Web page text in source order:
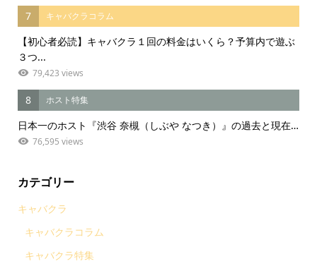
7 キャバクラコラム
【初心者必読】キャバクラ１回の料金はいくら？予算内で遊ぶ
３つ...
79,423 views
8 ホスト特集
日本一のホスト『渋谷 奈槻（しぶや なつき）』の過去と現在…
76,595 views
カテゴリー
キャバクラ
キャバクラコラム
キャバクラ特集